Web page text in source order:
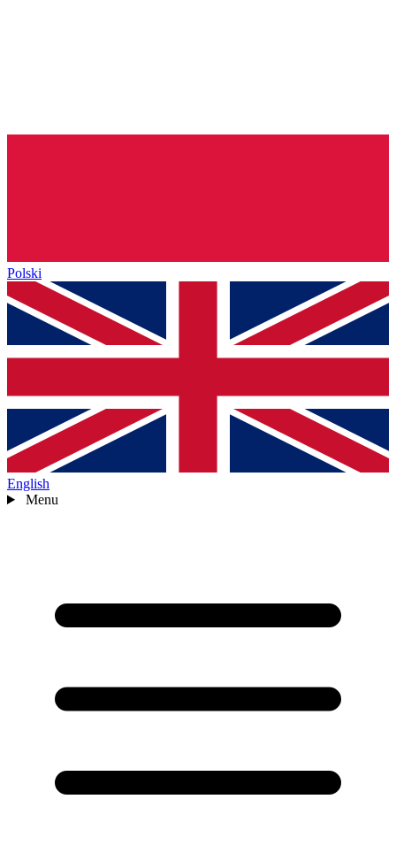
Polski
English
Menu